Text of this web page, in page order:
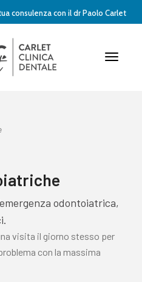
consulenza con il dr Paolo Carlet
Toggle
odontoiatrica,
visita il giorno stesso per
con la massima